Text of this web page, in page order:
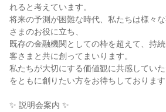
れると考えています。
将来の予測が困難な時代、私たちは様々
さまのお役に立ち、
既存の金融機関としての枠を超えて、持
客さまと共に創ってまいります。
私たちが大切にする価値観に共感してい
をともに創りたい方をお待ちしております
✨ 説明会案内 ✨